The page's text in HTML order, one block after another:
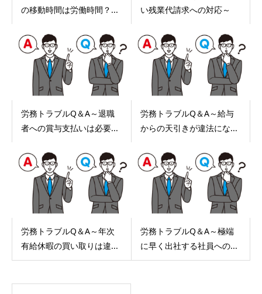
の移動時間は労働時間？...
い残業代請求への対応～
労務トラブルQ＆A～退職
者への賞与支払いは必要...
労務トラブルQ＆A～給与
からの天引きが違法にな...
労務トラブルQ＆A～年次
有給休暇の買い取りは違...
労務トラブルQ＆A～極端
に早く出社する社員への...